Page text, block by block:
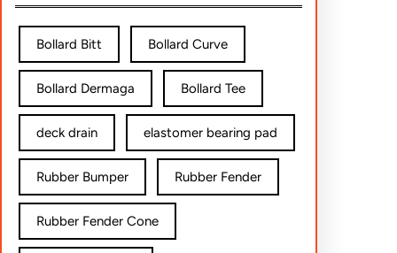
Bollard Bitt Bollard Curve
Bollard Dermaga Bollard Tee
deck drain elastomer bearing pad
Rubber Bumper Rubber Fender
Rubber Fender Cone